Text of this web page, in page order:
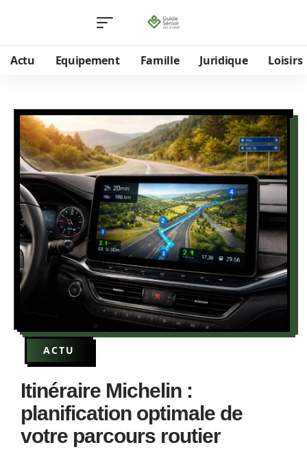
Actu Equipement Famille Juridique Loisirs
ACTU
Itinéraire Michelin :
planification optimale de
votre parcours routier